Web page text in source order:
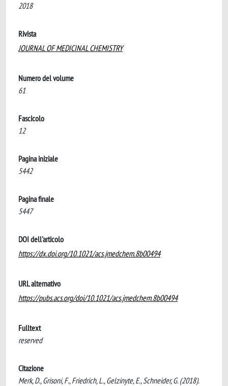
2018
Rivista
JOURNAL OF MEDICINAL CHEMISTRY
Numero del volume
61
Fascicolo
12
Pagina iniziale
5442
Pagina finale
5447
DOI dell'articolo
https://dx.doi.org/10.1021/acs.jmedchem.8b00494
URL alternativo
https://pubs.acs.org/doi/10.1021/acs.jmedchem.8b00494
Fulltext
reserved
Citazione
Merk, D., Grisoni, F., Friedrich, L., Gelzinyte, E., Schneider, G. (2018).